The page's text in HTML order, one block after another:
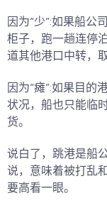
因为“少”:如果船公
柜子，跑一趟连停
道其他港口中转，
因为“瘫”:如果目的
状况，船也只能临
货。
说白了，跳港是船
说，意味着被打乱
要高看一眼。